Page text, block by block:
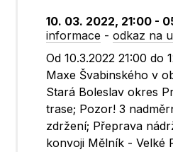
10. 03. 2022, 21:00 -
informace -odkaz na
Od 10.3.2022 21:00 do
Maxe Švabinského v
Stará Boleslav okres
trase; Pozor! 3
zdržení; Přeprava
konvoji Mělník - Velké